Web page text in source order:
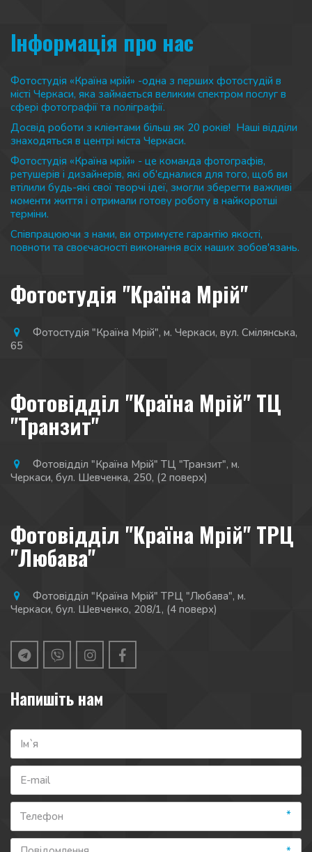
Інформація про нас
Фотостудія «Країна мрій» -одна з перших фотостудій в
місті Черкаси, яка займається великим спектром послуг в
сфері фотографії та поліграфії.
Досвід роботи з клієнтами більш як 20 років!  Наші відділи
знаходяться в центрі міста Черкаси.
Фотостудія «Країна мрій» - це команда фотографів,
ретушерів і дизайнерів, які об'єдналися для того, щоб ви
втілили будь-які свої творчі ідеї, змогли зберегти важливі
моменти життя і отримали готову роботу в найкоротші
терміни.
Співпрацюючи з нами, ви отримуєте гарантію якості,
повноти та своєчасності виконання всіх наших зобов'язань.
Фотостудія "Країна Мрій"
Фотостудія "Країна Мрій", м. Черкаси, вул. Смілянська,
65
Фотовідділ "Країна Мрій" ТЦ
"Транзит"
Фотовідділ "Країна Мрій" ТЦ "Транзит", м.
Черкаси, бул. Шевченка, 250, (2 поверх)
Фотовідділ "Країна Мрій" ТРЦ
"Любава"
Фотовідділ "Країна Мрій" ТРЦ "Любава", м.
Черкаси, бул. Шевченко, 208/1, (4 поверх)
Напишіть нам
*